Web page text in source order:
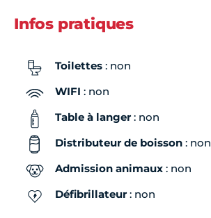
Samedi 10h00 - 18h00
Dimanche
Infos pratiques
Toilettes : non
WIFI : non
Table à langer: non
Distributeur de boisson : non
Admission animaux : non
Défibrillateur: non